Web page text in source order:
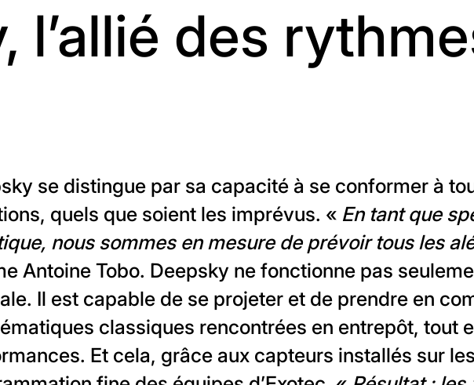
l’allié des
se distingue par sa capacité à se conformer à
quels que soient les imprévus. « En tant que
nous sommes en mesure de prévoir tous les
Antoine Tobo. Deepsky ne fonctionne pas
Il est capable de se projeter et de prendre en
classiques rencontrées en entrepôt, tout
Et cela, grâce aux capteurs installés sur